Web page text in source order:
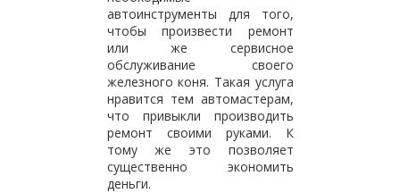
автоинструменты для того,
чтобы произвести ремонт
или же сервисное
обслуживание своего
железного коня. Такая услуга
нравится тем автомастерам,
что привыкли производить
ремонт своими руками. К
тому же это позволяет
существенно экономить
деньги.